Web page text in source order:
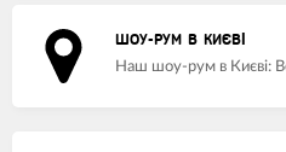
ШОУ-РУМ В КИЄВІ
Наш шоу-рум в Києві: